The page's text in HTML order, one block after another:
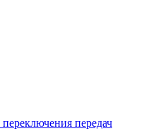
передач